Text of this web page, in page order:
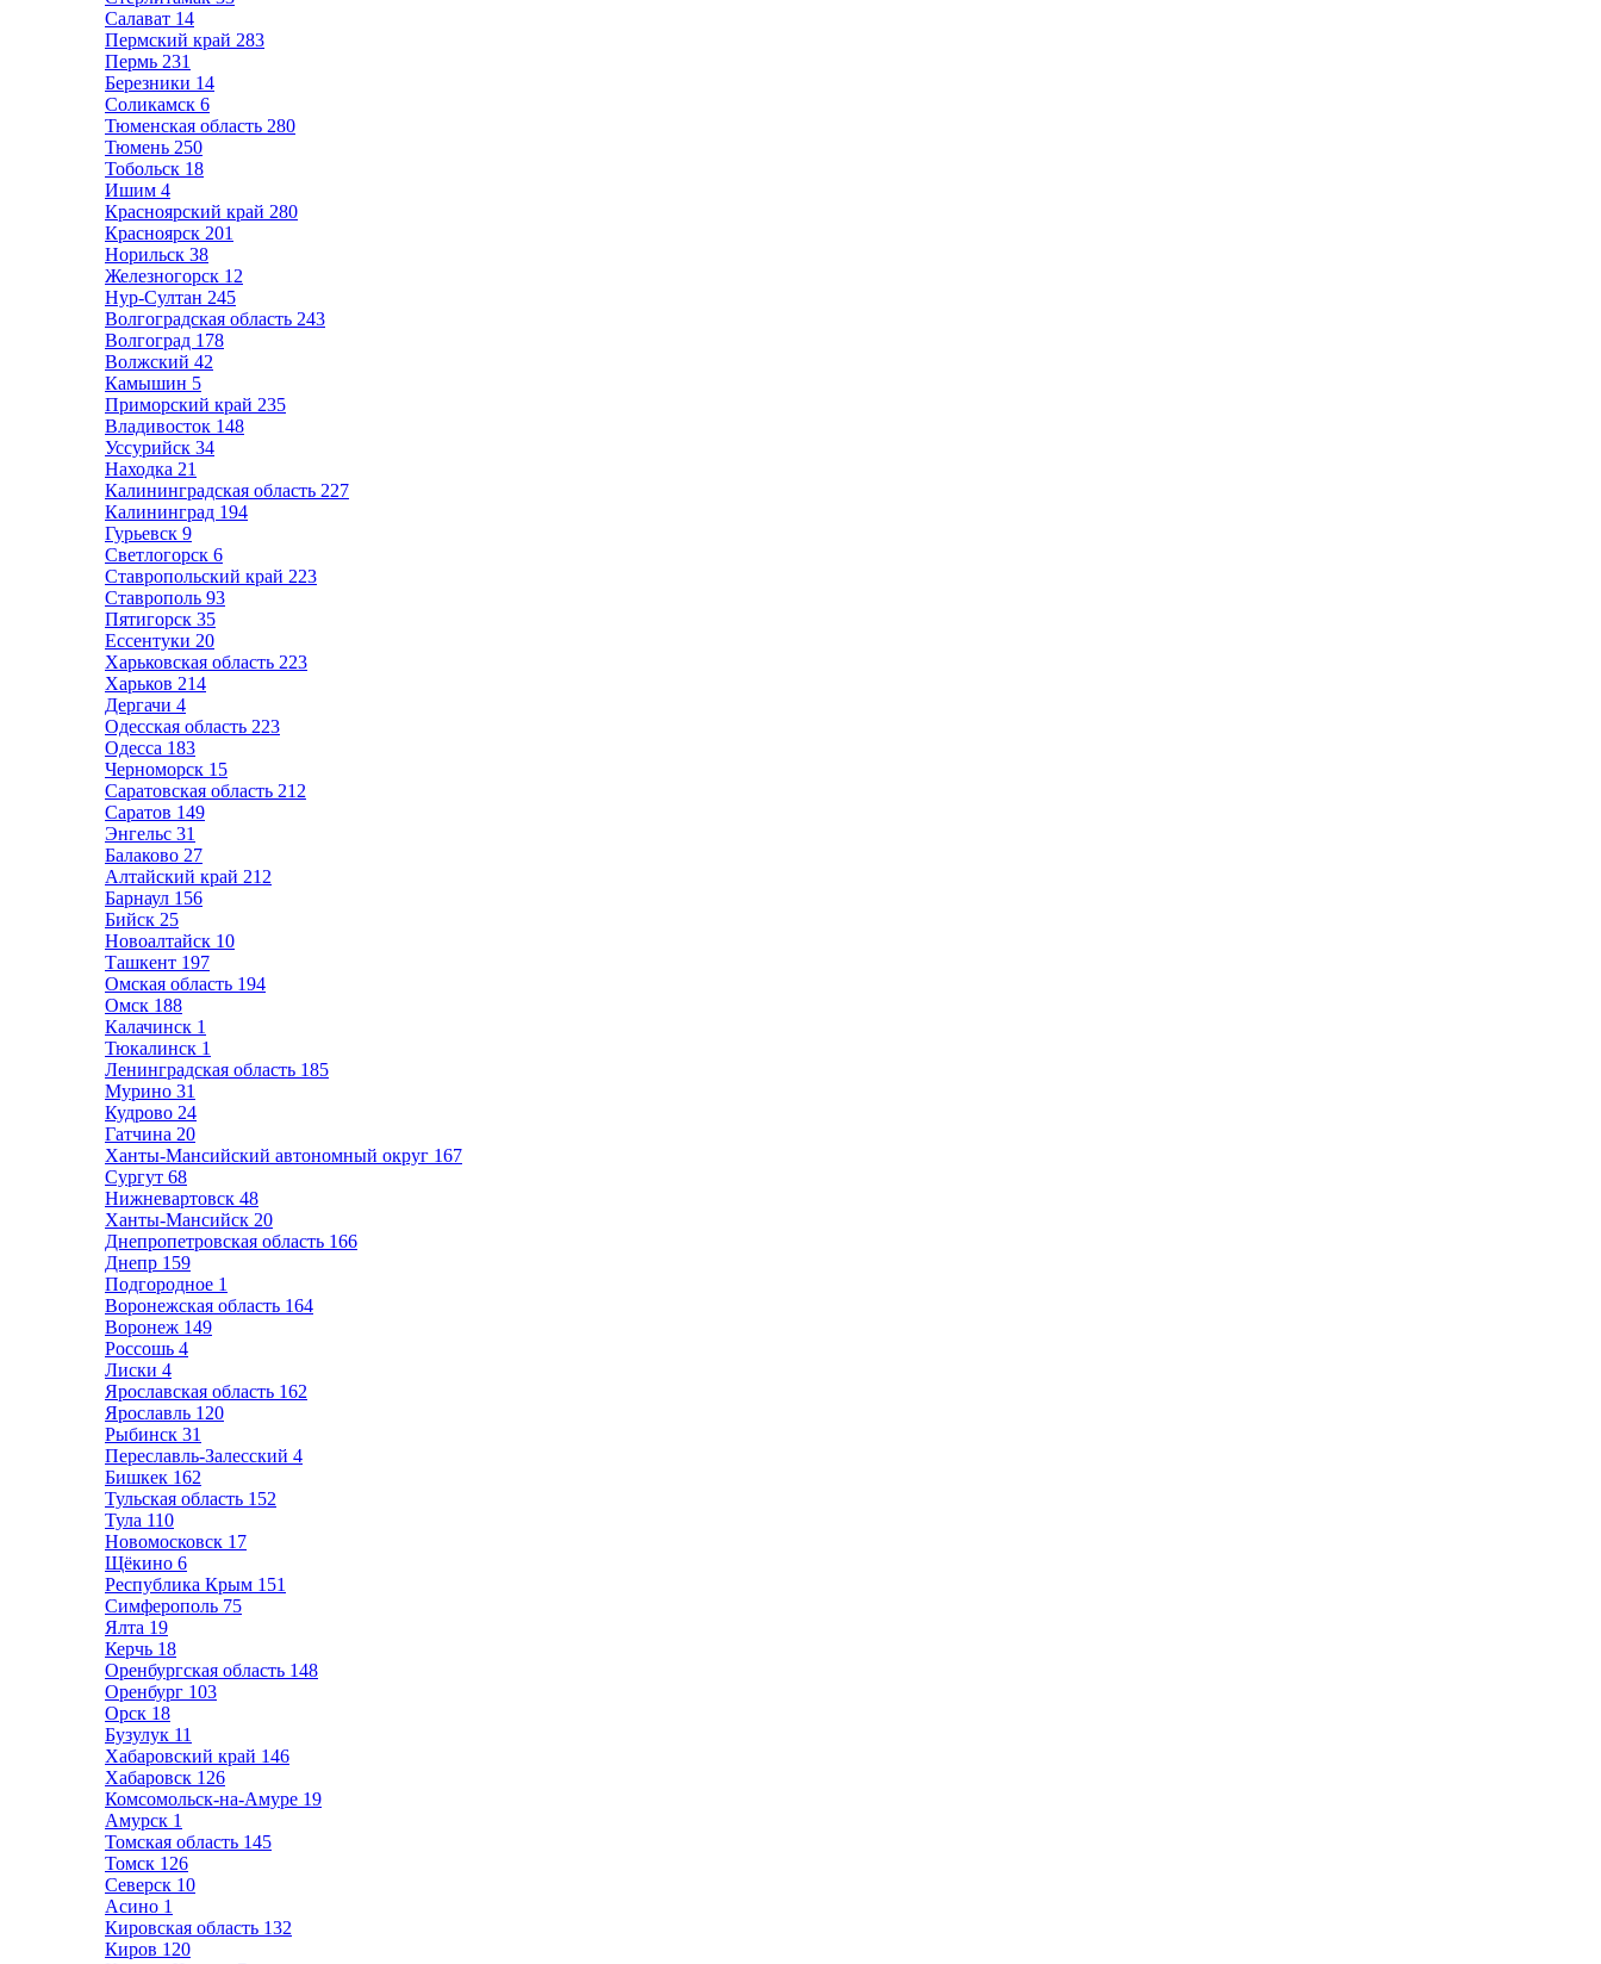
Салават 14
Пермский край 283
Пермь 231
Березники 14
Соликамск 6
Тюменская область 280
Тюмень 250
Тобольск 18
Ишим 4
Красноярский край 280
Красноярск 201
Норильск 38
Железногорск 12
Нур-Султан 245
Волгоградская область 243
Волгоград 178
Волжский 42
Камышин 5
Приморский край 235
Владивосток 148
Уссурийск 34
Находка 21
Калининградская область 227
Калининград 194
Гурьевск 9
Светлогорск 6
Ставропольский край 223
Ставрополь 93
Пятигорск 35
Ессентуки 20
Харьковская область 223
Харьков 214
Дергачи 4
Одесская область 223
Одесса 183
Черноморск 15
Саратовская область 212
Саратов 149
Энгельс 31
Балаково 27
Алтайский край 212
Барнаул 156
Бийск 25
Новоалтайск 10
Ташкент 197
Омская область 194
Омск 188
Калачинск 1
Тюкалинск 1
Ленинградская область 185
Мурино 31
Кудрово 24
Гатчина 20
Ханты-Мансийский автономный округ 167
Сургут 68
Нижневартовск 48
Ханты-Мансийск 20
Днепропетровская область 166
Днепр 159
Подгородное 1
Воронежская область 164
Воронеж 149
Россошь 4
Лиски 4
Ярославская область 162
Ярославль 120
Рыбинск 31
Переславль-Залесский 4
Бишкек 162
Тульская область 152
Тула 110
Новомосковск 17
Щёкино 6
Республика Крым 151
Симферополь 75
Ялта 19
Керчь 18
Оренбургская область 148
Оренбург 103
Орск 18
Бузулук 11
Хабаровский край 146
Хабаровск 126
Комсомольск-на-Амуре 19
Амурск 1
Томская область 145
Томск 126
Северск 10
Асино 1
Кировская область 132
Киров 120